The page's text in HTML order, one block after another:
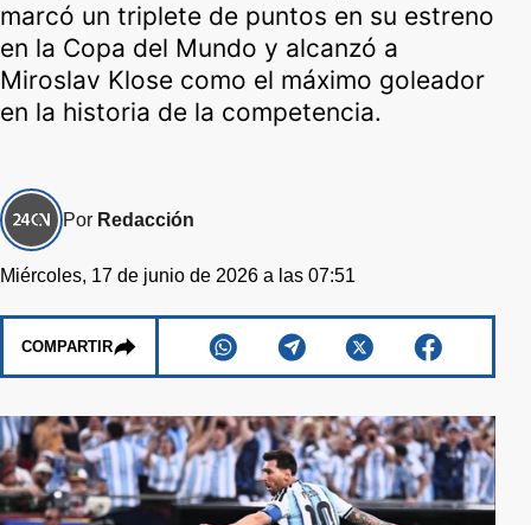
marcó un triplete de puntos en su estreno
en la Copa del Mundo y alcanzó a
Miroslav Klose como el máximo goleador
en la historia de la competencia.
Por Redacción
Miércoles, 17 de junio de 2026 a las 07:51
COMPARTIR